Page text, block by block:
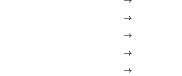



